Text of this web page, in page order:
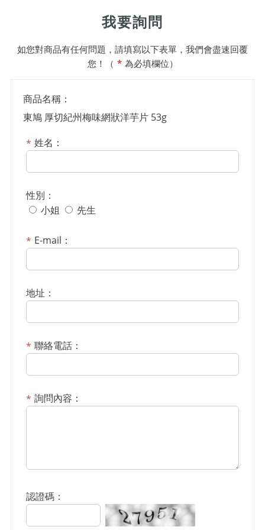
我要詢問
如您對商品有任何問題，請填寫以下表單，我們會盡速回覆
您！（ * 為必填欄位）
商品名稱：
東鳩 厚切紀州梅味網狀洋芋片 53g
姓名：
性別：
小姐
先生
E-mail：
地址：
聯絡電話：
詢問內容：
認證碼：